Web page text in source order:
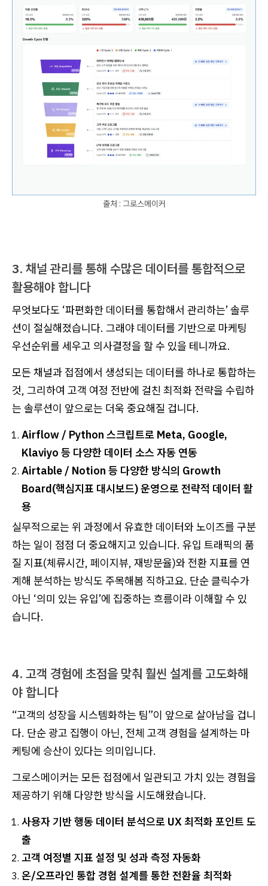
출처 : 그로스메이커
3. 채널 관리를 통해 수많은 데이터를 통합적으로
활용해야 합니다
무엇보다도 ‘파편화한 데이터를 통합해서 관리하는’ 솔루
션이 절실해졌습니다. 그래야 데이터를 기반으로 마케팅
우선순위를 세우고 의사결정을 할 수 있을 테니까요.
모든 채널과 접점에서 생성되는 데이터를 하나로 통합하는
것, 그리하여 고객 여정 전반에 걸친 최적화 전략을 수립하
는 솔루션이 앞으로는 더욱 중요해질 겁니다.
Airflow / Python 스크립트로 Meta, Google,
Klaviyo 등 다양한 데이터 소스 자동 연동
Airtable / Notion 등 다양한 방식의 Growth
Board(핵심지표 대시보드) 운영으로 전략적 데이터 활
용
실무적으로는 위 과정에서 유효한 데이터와 노이즈를 구분
하는 일이 점점 더 중요해지고 있습니다. 유입 트래픽의 품
질 지표(체류시간, 페이지뷰, 재방문율)와 전환 지표를 연
계해 분석하는 방식도 주목해봄 직하고요. 단순 클릭수가
아닌 ‘의미 있는 유입’에 집중하는 흐름이라 이해할 수 있
습니다.
4. 고객 경험에 초점을 맞춰 훨씬 설계를 고도화해
야 합니다
“고객의 성장을 시스템화하는 팀”이 앞으로 살아남을 겁니
다. 단순 광고 집행이 아닌, 전체 고객 경험을 설계하는 마
케팅에 승산이 있다는 의미입니다.
그로스메이커는 모든 접점에서 일관되고 가치 있는 경험을
제공하기 위해 다양한 방식을 시도해왔습니다.
사용자 기반 행동 데이터 분석으로 UX 최적화 포인트 도
출
고객 여정별 지표 설정 및 성과 측정 자동화
온/오프라인 통합 경험 설계를 통한 전환율 최적화